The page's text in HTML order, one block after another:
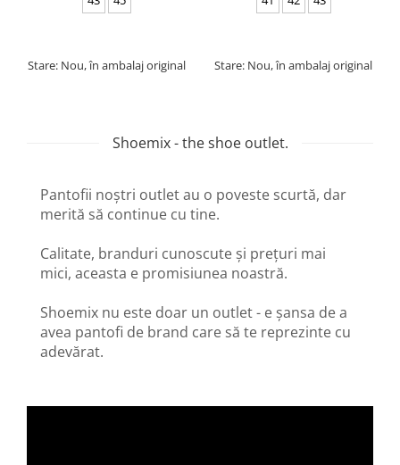
Stare: Nou, în ambalaj original Stare: Nou, în ambalaj original
Shoemix - the shoe outlet.
Pantofii noștri outlet au o poveste scurtă, dar
merită să continue cu tine.
Calitate, branduri cunoscute și prețuri mai
mici, aceasta e promisiunea noastră.
Shoemix nu este doar un outlet - e șansa de a
avea pantofi de brand care să te reprezinte cu
adevărat.